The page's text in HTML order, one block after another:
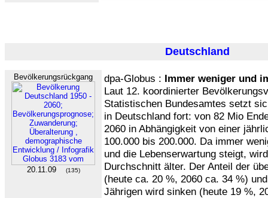
Deutschland
Bevölkerungsrückgang
20.11.09 (135)
dpa-Globus : Immer weniger und
Laut 12. koordinierter
Statistischen Bundesamtes setzt
in Deutschland fort: von 82 Mio
2060 in Abhängigkeit von einer
100.000 bis 200.000. Da immer
und die Lebenserwartung steigt,
Durchschnitt älter. Der Anteil der
(heute ca. 20 %, 2060 ca. 34 %)
Jährigen wird sinken (heute 19 %,